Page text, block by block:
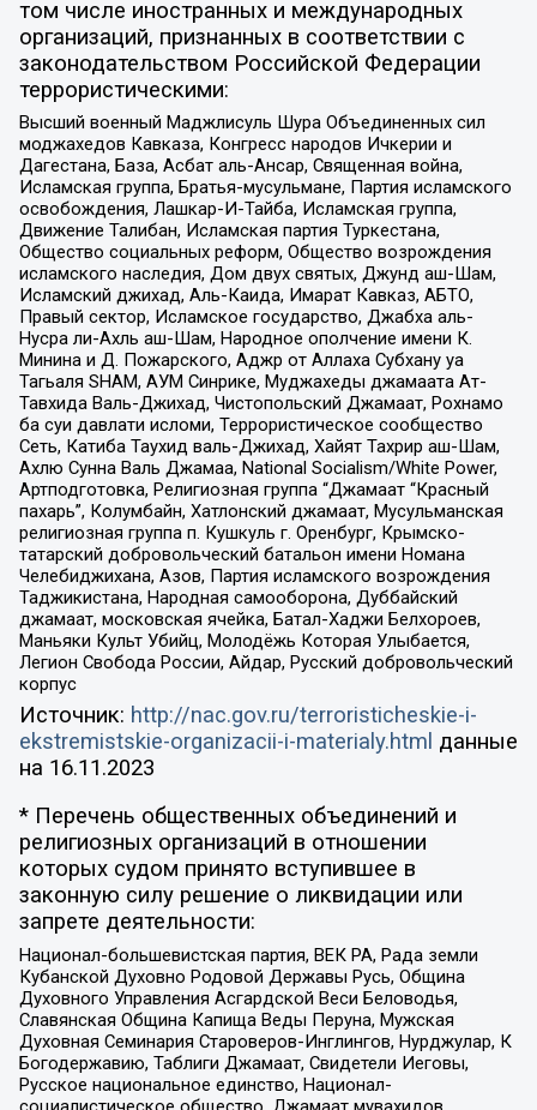
том числе иностранных и международных
организаций, признанных в соответствии с
законодательством Российской Федерации
террористическими:
Высший военный Маджлисуль Шура Объединенных сил
моджахедов Кавказа, Конгресс народов Ичкерии и
Дагестана, База, Асбат аль-Ансар, Священная война,
Исламская группа, Братья-мусульмане, Партия исламского
освобождения, Лашкар-И-Тайба, Исламская группа,
Движение Талибан, Исламская партия Туркестана,
Общество социальных реформ, Общество возрождения
исламского наследия, Дом двух святых, Джунд аш-Шам,
Исламский джихад, Аль-Каида, Имарат Кавказ, АБТО,
Правый сектор, Исламское государство, Джабха аль-
Нусра ли-Ахль аш-Шам, Народное ополчение имени К.
Минина и Д. Пожарского, Аджр от Аллаха Субхану уа
Тагьаля SHAM, АУМ Синрике, Муджахеды джамаата Ат-
Тавхида Валь-Джихад, Чистопольский Джамаат, Рохнамо
ба суи давлати исломи, Террористическое сообщество
Сеть, Катиба Таухид валь-Джихад, Хайят Тахрир аш-Шам,
Ахлю Сунна Валь Джамаа, National Socialism/White Power,
Артподготовка, Религиозная группа “Джамаат “Красный
пахарь”, Колумбайн, Хатлонский джамаат, Мусульманская
религиозная группа п. Кушкуль г. Оренбург, Крымско-
татарский добровольческий батальон имени Номана
Челебиджихана, Азов, Партия исламского возрождения
Таджикистана, Народная самооборона, Дуббайский
джамаат, московская ячейка, Батал-Хаджи Белхороев,
Маньяки Культ Убийц, Молодёжь Которая Улыбается,
Легион Свобода России, Айдар, Русский добровольческий
корпус
Источник: http://nac.gov.ru/terroristicheskie-i-
ekstremistskie-organizacii-i-materialy.html данные
на 16.11.2023
* Перечень общественных объединений и
религиозных организаций в отношении
которых судом принято вступившее в
законную силу решение о ликвидации или
запрете деятельности:
Национал-большевистская партия, ВЕК РА, Рада земли
Кубанской Духовно Родовой Державы Русь, Община
Духовного Управления Асгардской Веси Беловодья,
Славянская Община Капища Веды Перуна, Мужская
Духовная Семинария Староверов-Инглингов, Нурджулар, К
Богодержавию, Таблиги Джамаат, Свидетели Иеговы,
Русское национальное единство, Национал-